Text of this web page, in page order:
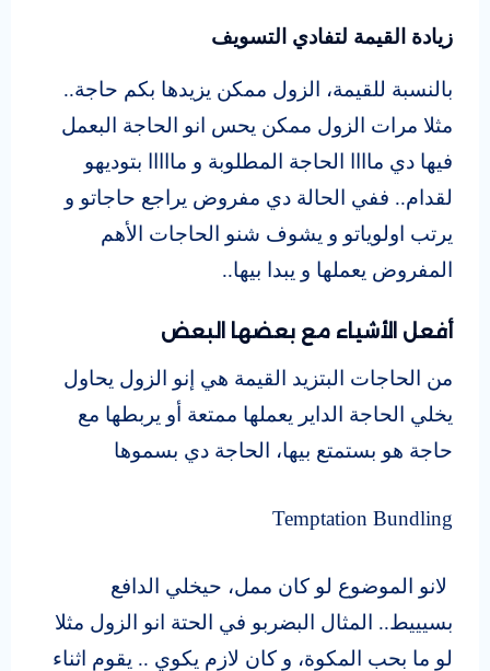
زيادة القيمة لتفادي التسويف
بالنسبة للقيمة، الزول ممكن يزيدها بكم حاجة..
مثلا مرات الزول ممكن يحس انو الحاجة البعمل
فيها دي ماااا الحاجة المطلوبة و مااااا بتوديهو
لقدام.. ففي الحالة دي مفروض يراجع حاجاتو و
يرتب اولوياتو و يشوف شنو الحاجات الأهم
المفروض يعملها و يبدا بيها..
أفعل الأشياء مع بعضها البعض
من الحاجات البتزيد القيمة هي إنو الزول يحاول
يخلي الحاجة الداير يعملها ممتعة أو يربطها مع
حاجة هو بستمتع بيها، الحاجة دي بسموها
Temptation Bundling
لانو الموضوع لو كان ممل، حيخلي الدافع
بسيييط.. المثال البضربو في الحتة انو الزول مثلا
لو ما بحب المكوة، و كان لازم يكوي .. يقوم اثناء